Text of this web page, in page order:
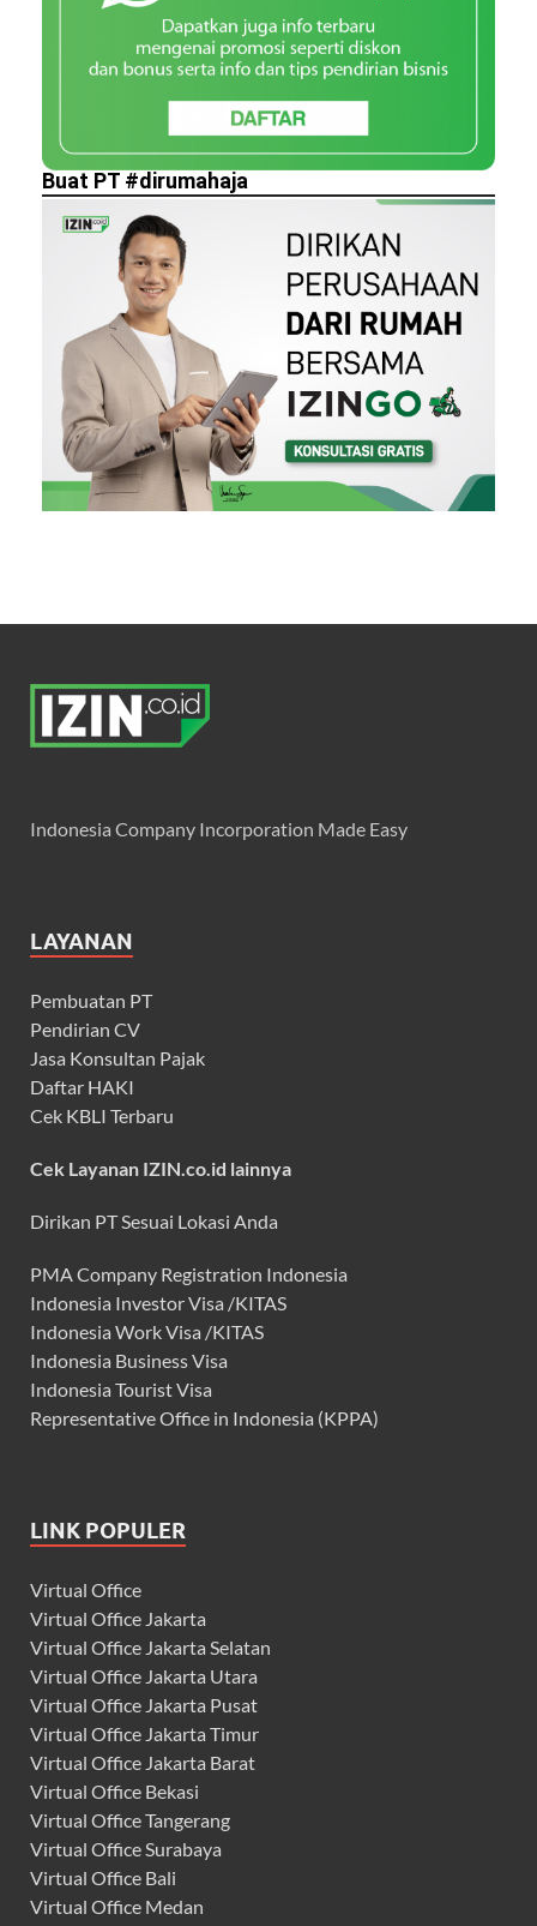
Buat PT #dirumahaja
Indonesia Company Incorporation Made Easy
LAYANAN
Pembuatan PT
Pendirian CV
Jasa Konsultan Pajak
Daftar HAKI
Cek KBLI Terbaru
Cek Layanan IZIN.co.id lainnya
Dirikan PT Sesuai Lokasi Anda
PMA Company Registration Indonesia
Indonesia Investor Visa /KITAS
Indonesia Work Visa /KITAS
Indonesia Business Visa
Indonesia Tourist Visa
Representative Office in Indonesia (KPPA)
LINK POPULER
Virtual Office
Virtual Office Jakarta
Virtual Office Jakarta Selatan
Virtual Office Jakarta Utara
Virtual Office Jakarta Pusat
Virtual Office Jakarta Timur
Virtual Office Jakarta Barat
Virtual Office Bekasi
Virtual Office Tangerang
Virtual Office Surabaya
Virtual Office Bali
Virtual Office Medan